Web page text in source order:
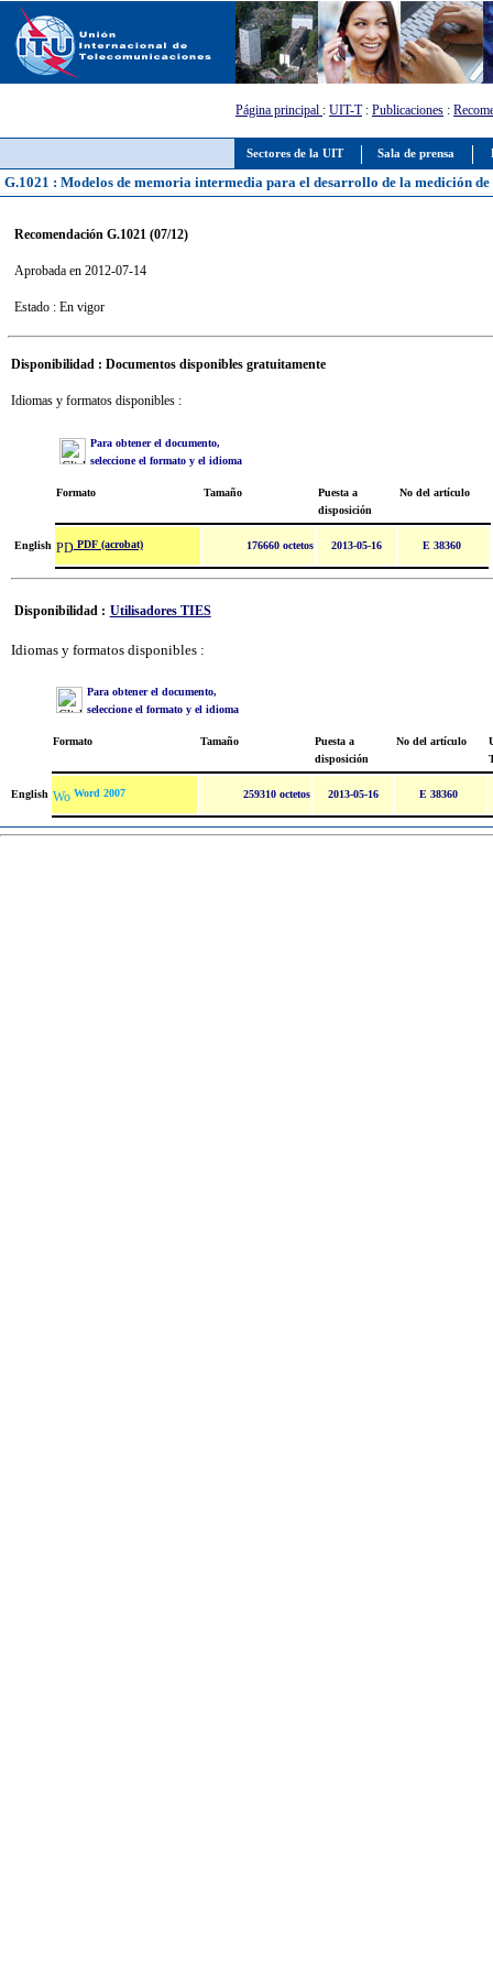
Sectores de la UIT Sala de prensa
Página principal : UIT-T: Publicaciones :
G.1021 : Modelos de memoria intermedia para el desarrollo de la medición
Recomendación G.1021 (07/12)
Aprobada en 2012-07-14
Estado : En vigor
Disponibilidad : Documentos disponibles gratuitamente
Idiomas y formatos disponibles :
Para obtener el documento,
seleccione el formato y el idioma
Formato Tamaño
Puesta a
disposición
No del artículo
English PDF (acrobat) 176660 octetos 2013-05-16 E 38360
Disponibilidad : Utilisadores TIES
Idiomas y formatos disponibles :
Para obtener el documento,
seleccione el formato y el idioma
Formato Tamaño
Puesta a
disposición
No del artículo
English Word 2007 259310 octetos 2013-05-16 E 38360